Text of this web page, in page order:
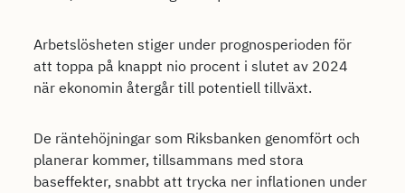
Arbetslösheten stiger under prognosperioden för
att toppa på knappt nio procent i slutet av 2024
när ekonomin återgår till potentiell tillväxt.
De räntehöjningar som Riksbanken genomfört och
planerar kommer, tillsammans med stora
baseffekter, snabbt att trycka ner inflationen under